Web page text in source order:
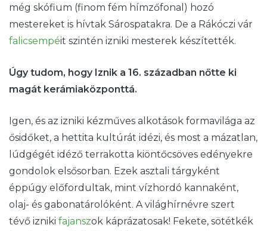
még skófium (finom fém hímzőfonal) hozó
mestereket is hívtak Sárospatakra. De a Rákóczi vár
falicsempéit szintén izniki mesterek készítették.
Úgy tudom, hogy Iznik a 16. században nőtte ki
magát kerámiaközponttá.
Igen, és az izniki kézműves alkotások formavilága az
ősidőket, a hettita kultúrát idézi, és most a mázatlan,
lúdgégét idéző terrakotta kiöntőcsöves edényekre
gondolok elsősorban. Ezek asztali tárgyként
éppúgy előfordultak, mint vízhordó kannaként,
olaj- és gabonatárolóként. A világhírnévre szert
tévő izniki fajanszok káprázatosak! Fekete, sötétkék